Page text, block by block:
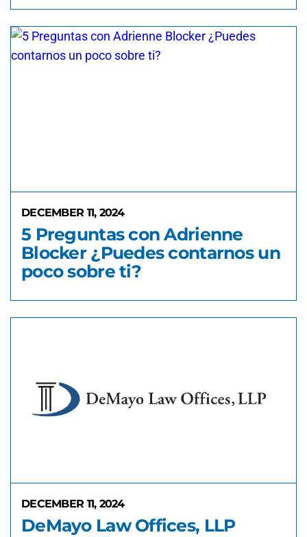
DECEMBER 11, 2024
5 Preguntas con Adrienne
Blocker ¿Puedes contarnos un
poco sobre ti?
DECEMBER 11, 2024
DeMayo Law Offices, LLP